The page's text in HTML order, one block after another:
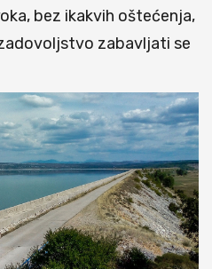
bez ikakvih oštećenja,
zabavljati se